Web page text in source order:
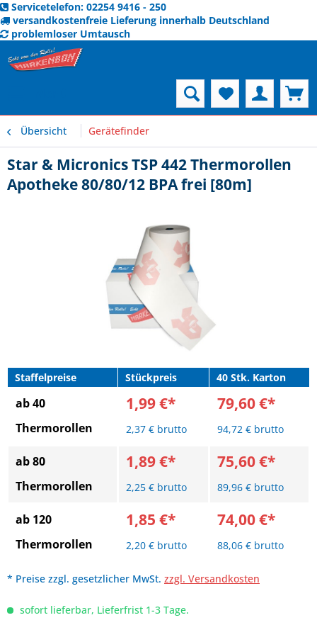
Servicetelefon: 02254 9416 - 250
versandkostenfreie Lieferung innerhalb Deutschland
problemloser Umtausch
Übersicht Gerätefinder
Star & Micronics TSP 442 Thermorollen
Apotheke 80/80/12 BPA frei [80m]
Staffelpreise Stückpreis 40 Stk. Karton
ab 40
Thermorollen
1,99 €*
2,37 € brutto
79,60 €*
94,72 € brutto
ab 80
Thermorollen
1,89 €*
2,25 € brutto
75,60 €*
89,96 € brutto
ab 120
Thermorollen
1,85 €*
2,20 € brutto
74,00 €*
88,06 € brutto
* Preise zzgl. gesetzlicher MwSt. zzgl. Versandkosten
sofort lieferbar, Lieferfrist 1-3 Tage.